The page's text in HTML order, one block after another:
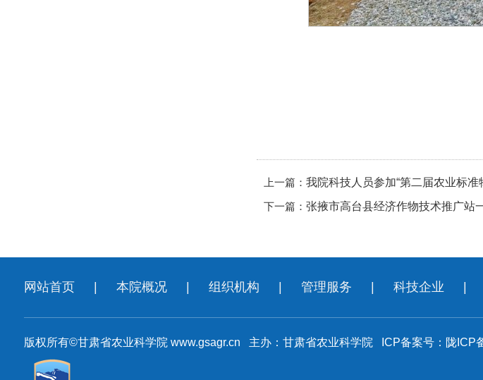
上一篇： 我院科技人员参加“第二届农业标
下一篇： 张掖市高台县经济作物技术推广站
网站首页 | 本院概况 | 组织机构 | 管理服务 | 科技企业 |
版权所有©甘肃省农业科学院 www.gsagr.cn 主办：甘肃省农业科学院 ICP备案号：陇ICP